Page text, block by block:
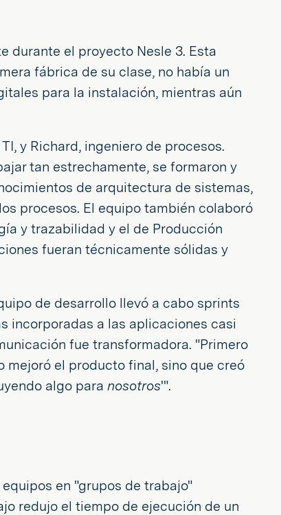
durante el proyecto Nesle 3. Esta
fábrica de su clase, no había un
para la instalación, mientras aún
y Richard, ingeniero de procesos.
tan estrechamente, se formaron y
de arquitectura de sistemas,
procesos. El equipo también colaboró
y trazabilidad y el de Producción
fueran técnicamente sólidas y
de desarrollo llevó a cabo sprints
incorporadas a las aplicaciones casi
fue transformadora. "Primero
mejoró el producto final, sino que creó
algo para nosotros'".
en "grupos de trabajo"
redujo el tiempo de ejecución de un